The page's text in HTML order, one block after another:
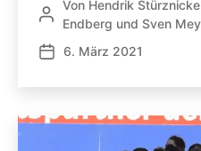
Beitragsautor
Von Hendrik
Endberg und Sven
Veröffentlichungsdatum
6. März 2021